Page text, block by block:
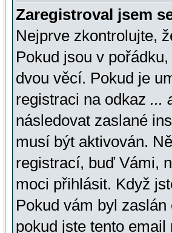
Zaregistroval jsem
Nejprve zkontrolujte,
Pokud jsou v
dvou věcí. Pokud je
registraci na odkaz ...
následovat zaslané
musí být aktivován.
registrací, buď Vámi,
moci přihlásit. Když
Pokud vám byl
pokud jste tento